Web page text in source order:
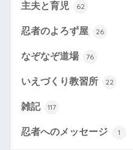
主夫と育児 62
忍者のよろず屋 26
なぞなぞ道場 76
いえづくり教習所 22
雑記 117
忍者へのメッセージ 1